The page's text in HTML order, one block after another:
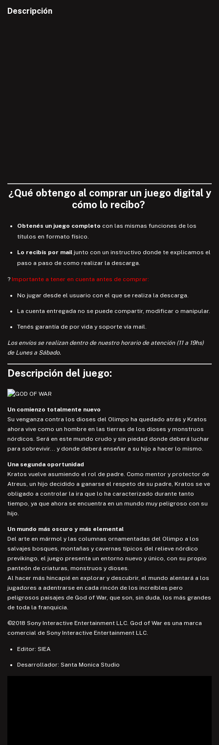
Descripción
¿Qué obtengo al comprar un juego digital y
cómo lo recibo?
Obtenés un juego completo con las mismas funciones de los
títulos en formato físico.
Lo recibís por mail junto con un instructivo donde te explicamos el
paso a paso de como realizar la descarga.
? Importante a tener en cuenta antes de comprar:
No jugar desde el usuario con el que se realiza la descarga.
La cuenta entregada no se puede compartir, modificar o manipular.
Tenés garantía de por vida y soporte vía mail.
Los envíos se realizan dentro de nuestro horario de atención (11 a 19hs)
de Lunes a Sábado.
Descripción del juego:
Un comienzo totalmente nuevo
Su venganza contra los dioses del Olimpo ha quedado atrás y Kratos
ahora vive como un hombre en las tierras de los dioses y monstruos
nórdicos. Será en este mundo crudo y sin piedad donde deberá luchar
para sobrevivir... y donde deberá enseñar a su hijo a hacer lo mismo.
Una segunda oportunidad
Kratos vuelve asumiendo el rol de padre. Como mentor y protector de
Atreus, un hijo decidido a ganarse el respeto de su padre, Kratos se ve
obligado a controlar la ira que lo ha caracterizado durante tanto
tiempo, ya que ahora se encuentra en un mundo muy peligroso con su
hijo.
Un mundo más oscuro y más elemental
Del arte en mármol y las columnas ornamentadas del Olimpo a los
salvajes bosques, montañas y cavernas típicos del relieve nórdico
previkingo, el juego presenta un entorno nuevo y único, con su propio
panteón de criaturas, monstruos y dioses.
Al hacer más hincapié en explorar y descubrir, el mundo alentará a los
jugadores a adentrarse en cada rincón de los increíbles pero
peligrosos paisajes de God of War, que son, sin duda, los más grandes
de toda la franquicia.
©2018 Sony Interactive Entertainment LLC. God of War es una marca
comercial de Sony Interactive Entertainment LLC.
Editor: SIEA
Desarrollador: Santa Monica Studio